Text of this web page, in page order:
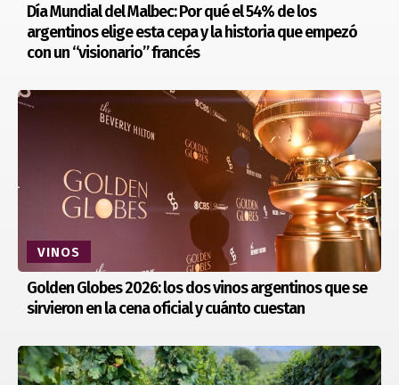
Día Mundial del Malbec: Por qué el 54% de los
argentinos elige esta cepa y la historia que empezó
con un “visionario” francés
VINOS
Golden Globes 2026: los dos vinos argentinos que se
sirvieron en la cena oficial y cuánto cuestan